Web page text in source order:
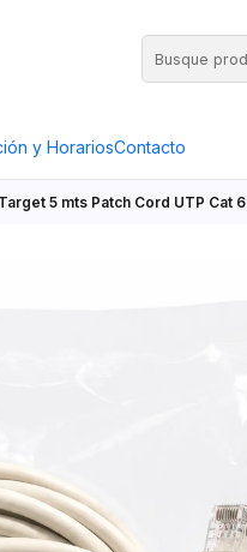
y HorariosContacto
5 mts Patch Cord UTP Cat 6